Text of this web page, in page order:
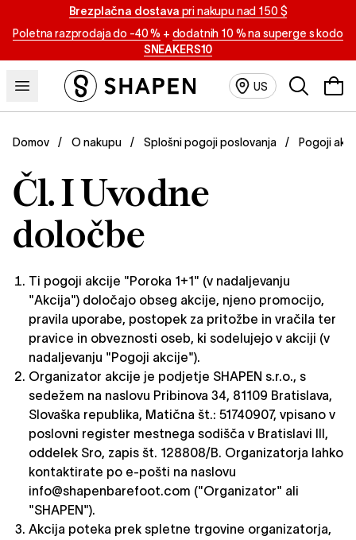
Brezplačna dostava pri nakupu nad 150 $
Poletna razprodaja do -40 % + dodatnih 10 % na superge s kodo
SNEAKERS10
US Išči
Domov O nakupu Splošni pogoji poslovanja Pogoji
Čl. I Uvodne
določbe
Ti pogoji akcije "Poroka 1+1" (v nadaljevanju
"Akcija") določajo obseg akcije, njeno promocijo,
pravila uporabe, postopek za pritožbe in vračila ter
pravice in obveznosti oseb, ki sodelujejo v akciji (v
nadaljevanju "Pogoji akcije").
Organizator akcije je podjetje SHAPEN s.r.o., s
sedežem na naslovu Pribinova 34, 81109 Bratislava,
Slovaška republika, Matična št.: 51740907, vpisano v
poslovni register mestnega sodišča v Bratislavi III,
oddelek Sro, zapis št. 128808/B. Organizatorja lahko
kontaktirate po e-pošti na naslovu
info@shapenbarefoot.com ("Organizator" ali
"SHAPEN").
Akcija poteka prek spletne trgovine organizatorja,